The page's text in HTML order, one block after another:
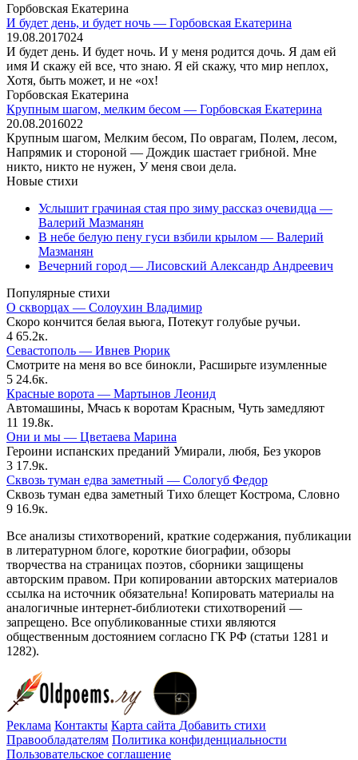
Горбовская Екатерина
И будет день, и будет ночь — Горбовская Екатерина
19.08.2017024
И будет день. И будет ночь. И у меня родится дочь. Я дам ей
имя И скажу ей все, что знаю. Я ей скажу, что мир неплох,
Хотя, быть может, и не «ох!
Горбовская Екатерина
Крупным шагом, мелким бесом — Горбовская Екатерина
20.08.2016022
Крупным шагом, Мелким бесом, По оврагам, Полем, лесом,
Напрямик и стороной — Дождик шастает грибной. Мне
никто, никто не нужен, У меня свои дела.
Новые стихи
Услышит грачиная стая про зиму рассказ очевидца —
Валерий Мазманян
В небе белую пену гуси взбили крылом — Валерий
Мазманян
Вечерний город — Лисовский Александр Андреевич
Популярные стихи
О скворцах — Солоухин Владимир
Скоро кончится белая вьюга, Потекут голубые ручьи.
4 65.2к.
Севастополь — Ивнев Рюрик
Смотрите на меня во все бинокли, Расширьте изумленные
5 24.6к.
Красные ворота — Мартынов Леонид
Автомашины, Мчась к воротам Красным, Чуть замедляют
11 19.8к.
Они и мы — Цветаева Марина
Героини испанских преданий Умирали, любя, Без укоров
3 17.9к.
Сквозь туман едва заметный — Сологуб Федор
Сквозь туман едва заметный Тихо блещет Кострома, Словно
9 16.9к.
Все анализы стихотворений, краткие содержания, публикации
в литературном блоге, короткие биографии, обзоры
творчества на страницах поэтов, сборники защищены
авторским правом. При копировании авторских материалов
ссылка на источник обязательна! Копировать материалы на
аналогичные интернет-библиотеки стихотворений —
запрещено. Все опубликованные стихи являются
общественным достоянием согласно ГК РФ (статьи 1281 и
1282).
Реклама Контакты Карта сайта Добавить стихи
Правообладателям Политика конфиденциальности
Пользовательское соглашение